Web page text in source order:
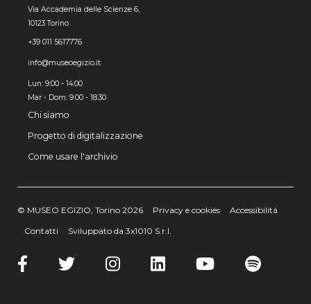
Via Accademia delle Scienze 6,
10123 Torino
+39 011 5617776
info@museoegizio.it
Lun: 9:00 - 14:00
Mar - Dom: 9.00 - 18.30
Chi siamo
Progetto di digitalizzazione
Come usare l'archivio
© MUSEO EGIZIO, Torino 2026 Privacy e cookies
Accessibilità
Contatti
Sviluppato da 3x1010 S.r.l.